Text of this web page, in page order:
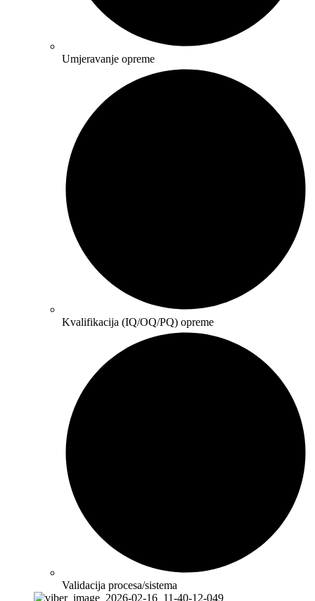
Umjeravanje opreme
Kvalifikacija (IQ/OQ/PQ) opreme
Validacija procesa/sistema